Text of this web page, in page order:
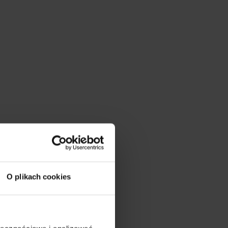
O plikach cookies
Waga